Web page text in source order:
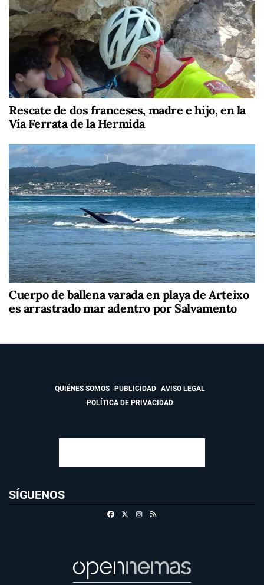
Rescate de dos franceses, madre e hijo, en la
Vía Ferrata de la Hermida
Cuerpo de ballena varada en playa de Arteixo
es arrastrado mar adentro por Salvamento
QUIÉNES SOMOS PUBLICIDAD
AVISO LEGAL
POLÍTICA DE PRIVACIDAD
SÍGUENOS
FacebookInstagram